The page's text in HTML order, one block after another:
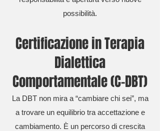
possibilità.
Certificazione in Terapia
Dialettica
Comportamentale (C-DBT)
La DBT non mira a “cambiare chi sei”, ma
a trovare un equilibrio tra accettazione e
cambiamento. È un percorso di crescita